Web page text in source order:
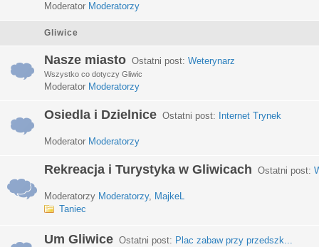
Moderator Moderatorzy
Gliwice
Nasze miasto Ostatni post: Weterynarz
Wszystko co dotyczy Gliwic
Moderator Moderatorzy
Osiedla i Dzielnice Ostatni post: Internet Trynek
Moderator Moderatorzy
Rekreacja i Turystyka w Gliwicach Ostatni post:
Moderatorzy Moderatorzy, MajkeL
Taniec
Um Gliwice Ostatni post: Plac zabaw przy przedszk...